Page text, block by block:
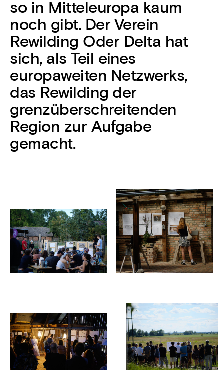
so in Mitteleuropa kaum
noch gibt. Der Verein
Rewilding Oder Delta hat
sich, als Teil eines
europaweiten Netzwerks,
das Rewilding der
grenzüberschreitenden
Region zur Aufgabe
gemacht.